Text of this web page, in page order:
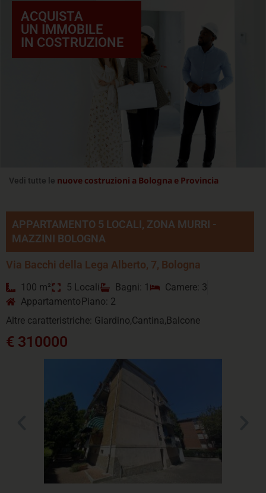
ACQUISTA
UN IMMOBILE
IN COSTRUZIONE
Vedi tutte le nuove costruzioni a Bologna e Provincia
APPARTAMENTO 5 LOCALI, ZONA MURRI -
MAZZINI BOLOGNA
Via Bacchi della Lega Alberto, 7, Bologna
100 m² 5 Locali Bagni: 1
Camere: 3
Appartamento Piano: 2
Altre caratteristriche: Giardino,Cantina,Balcone
€ 310000